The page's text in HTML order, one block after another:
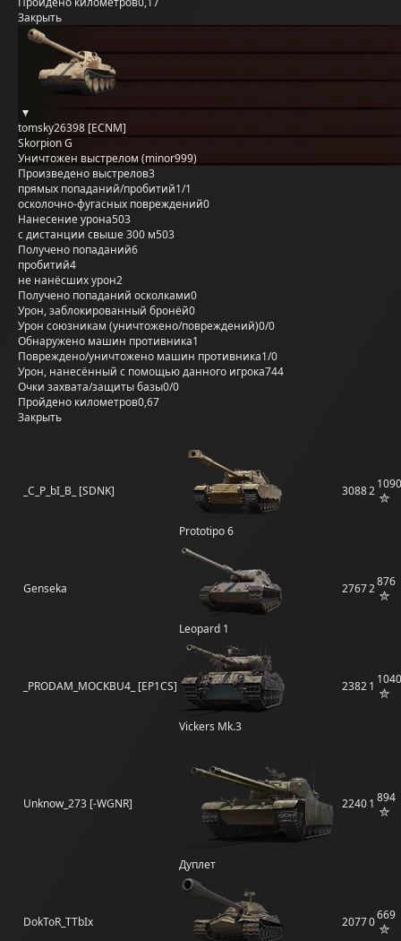
Закрыть
tomsky26398 [ECNM]
Skorpion G
Уничтожен выстрелом (minor999)
Произведено выстрелов3
прямых попаданий/пробитий1/1
осколочно-фугасных повреждений0
Нанесение урона503
с дистанции свыше 300 м503
Получено попаданий6
пробитий4
не нанёсших урон2
Получено попаданий осколками0
Урон, заблокированный бронёй0
Урон союзникам (уничтожено/повреждений)0/0
Обнаружено машин противника1
Повреждено/уничтожено машин противника1/0
Урон, нанесённый с помощью данного игрока744
Очки захвата/защиты базы0/0
Пройдено километров0,67
Закрыть
_C_P_bI_B_ [SDNK]
Prototipo 6
308821090
Genseka
Leopard 1
27672876
_PRODAM_MOCKBU4_ [EP1CS]
Vickers Mk.3
23821 1040
Unknow_273 [-WGNR]
Дуплет
22401 894
DokToR_TTbIx 20770669